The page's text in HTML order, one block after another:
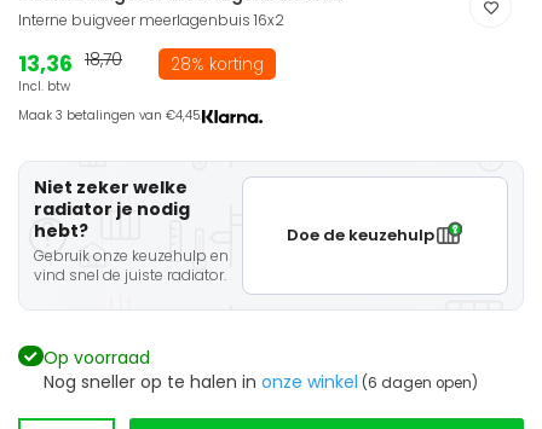
Interne buigveer meerlagenbuis 16x2
13,36
Incl. btw
18,70 28% korting
Maak 3 betalingen van €4,45.
Niet zeker welke
radiator je nodig
hebt?
Gebruik onze keuzehulp en
vind snel de juiste radiator.
Doe de keuzehulp
Op voorraad
Nog sneller op te halen in onze winkel (6 dagen open)